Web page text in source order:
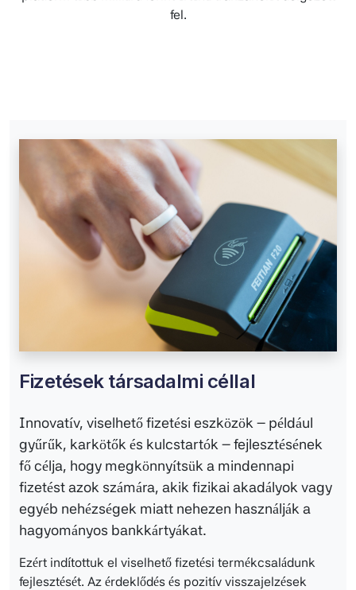
fel.
Fizetések társadalmi céllal
Innovatív, viselhető fizetési eszközök – például
gyűrűk, karkötők és kulcstartók – fejlesztésének
fő célja, hogy megkönnyítsük a mindennapi
fizetést azok számára, akik fizikai akadályok vagy
egyéb nehézségek miatt nehezen használják a
hagyományos bankkártyákat.
Ezért indítottuk el viselhető fizetési termékcsaládunk
fejlesztését. Az érdeklődés és pozitív visszajelzések